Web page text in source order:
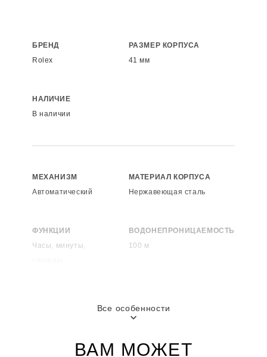
БРЕНД
Rolex
РАЗМЕР КОРПУСА
41 мм
НАЛИЧИЕ
В наличии
МЕХАНИЗМ
Автоматический
МАТЕРИАЛ КОРПУСА
Нержавеющая сталь
ФУНКЦИИ
Часы, минуты,
ВОДОНЕПРОНИЦАЕМОСТЬ
100 м
Все особенности
ВАМ МОЖЕТ